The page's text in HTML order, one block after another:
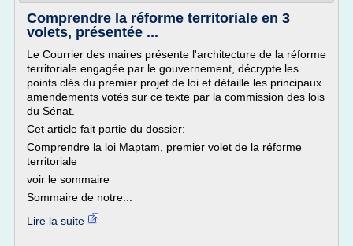
Comprendre la réforme territoriale en 3
volets, présentée ...
Le Courrier des maires présente l'architecture de la réforme
territoriale engagée par le gouvernement, décrypte les
points clés du premier projet de loi et détaille les principaux
amendements votés sur ce texte par la commission des lois
du Sénat.
Cet article fait partie du dossier:
Comprendre la loi Maptam, premier volet de la réforme
territoriale
voir le sommaire
Sommaire de notre...
Lire la suite